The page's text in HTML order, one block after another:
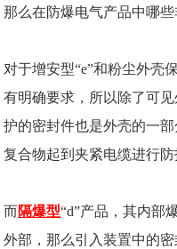
那么在防爆电气产品中哪
对于增安型“e”和粉尘外壳
有明确要求，所以除了可
护的密封件也是外壳的一
复合物起到夹紧电缆进行
而隔爆型“d”产品，其内部
外部，那么引入装置中的